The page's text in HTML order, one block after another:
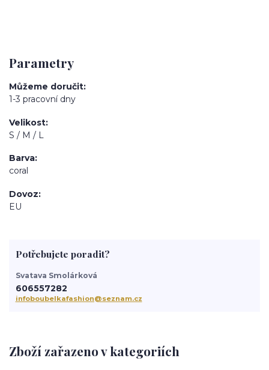
Parametry
Můžeme doručit
1-3 pracovní dny
Velikost
S / M / L
Barva
coral
Dovoz
EU
Zboží zařazeno v kategoriích
Potřebujete poradit?
Svatava Smolárková
606557282
infoboubelkafashion@seznam.cz